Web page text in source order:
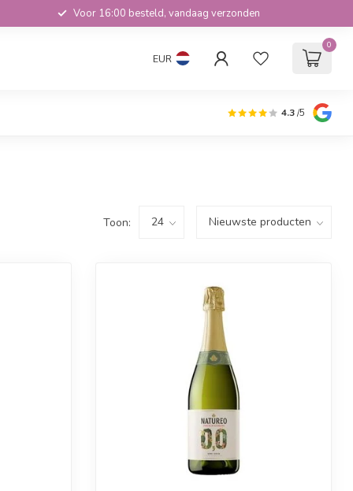
Voor 16:00 besteld, vandaag verzonden
EUR
0
4.3/5
Toon: